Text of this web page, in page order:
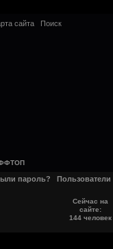
сайта Поиск
пароль? Пользователи
Сейчас на
сайте:
144 человек